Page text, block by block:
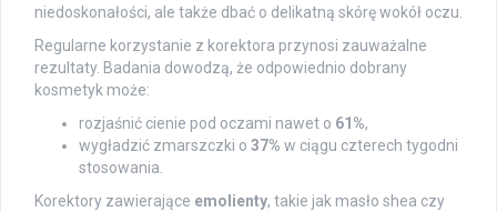
niedoskonałości, ale także dbać o delikatną skórę wokół oczu.
Regularne korzystanie z korektora przynosi zauważalne
rezultaty. Badania dowodzą, że odpowiednio dobrany
kosmetyk może:
rozjaśnić cienie pod oczami nawet o 61%,
wygładzić zmarszczki o 37% w ciągu czterech tygodni
stosowania.
Korektory zawierające emolienty, takie jak masło shea czy